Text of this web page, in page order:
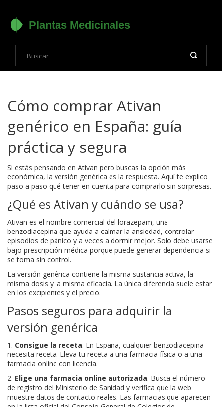
Cómo comprar Ativan
genérico en España: guía
práctica y segura
Si estás pensando en Ativan pero buscas la opción más
económica, la versión genérica es la respuesta. Aquí te explico
paso a paso qué tener en cuenta para comprarlo sin sorpresas.
¿Qué es Ativan y cuándo se usa?
Ativan es el nombre comercial del lorazepam, una
benzodiacepina que ayuda a calmar la ansiedad, controlar
episodios de pánico y a veces a dormir mejor. Solo debe usarse
bajo prescripción médica porque puede generar dependencia si
se toma sin control.
La versión genérica contiene la misma sustancia activa, la
misma dosis y la misma eficacia. La única diferencia suele estar
en los excipientes y el precio.
Pasos seguros para adquirir la
versión genérica
1. Consigue la receta. En España, cualquier benzodiacepina
necesita receta. Lleva tu receta a una farmacia física o a una
farmacia online con licencia.
2. Elige una farmacia online autorizada. Busca el número
de registro del Ministerio de Sanidad y verifica que la web
muestre datos de contacto reales. Las farmacias que aparecen